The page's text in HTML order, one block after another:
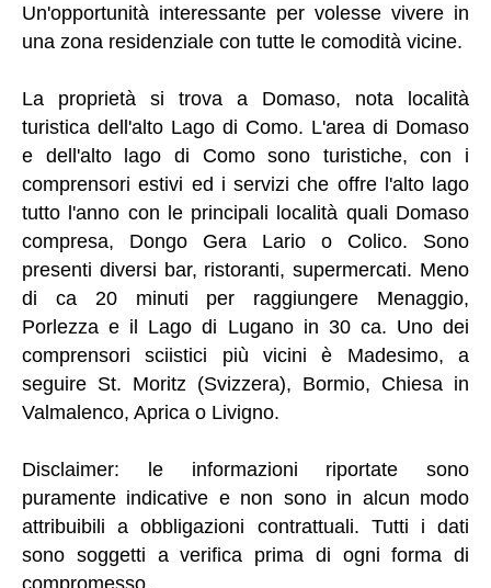
Un'opportunità interessante per volesse vivere in
una zona residenziale con tutte le comodità vicine.
La proprietà si trova a Domaso, nota località
turistica dell'alto Lago di Como. L'area di Domaso
e dell'alto lago di Como sono turistiche, con i
comprensori estivi ed i servizi che offre l'alto lago
tutto l'anno con le principali località quali Domaso
compresa, Dongo Gera Lario o Colico. Sono
presenti diversi bar, ristoranti, supermercati. Meno
di ca 20 minuti per raggiungere Menaggio,
Porlezza e il Lago di Lugano in 30 ca. Uno dei
comprensori sciistici più vicini è Madesimo, a
seguire St. Moritz (Svizzera), Bormio, Chiesa in
Valmalenco, Aprica o Livigno.
Disclaimer: le informazioni riportate sono
puramente indicative e non sono in alcun modo
attribuibili a obbligazioni contrattuali. Tutti i dati
sono soggetti a verifica prima di ogni forma di
compromesso.